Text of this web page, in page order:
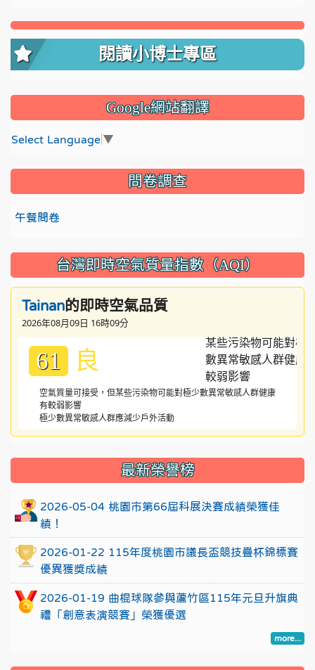
閱讀小博士專區
Google網站翻譯
Select Language ▼
問卷調查
午餐問卷
台灣即時空氣質量指數（AQI）
Tainan的即時空氣品質
2026年08月09日 16時09分
61 良
空氣質量可接受，但某些污染物可能對極少數異常敏感人群健康
有較弱影響
極少數異常敏感人群應減少戶外活動
::: 最新榮譽榜
2026-05-04 桃園市第66屆科展決賽成績榮獲佳
績！
2026-01-22 115年度桃園市議長盃競技疊杯錦標賽
優異獲獎成績
2026-01-19 曲棍球隊參與蘆竹區115年元旦升旗典
禮「創意表演競賽」榮獲優選
more...